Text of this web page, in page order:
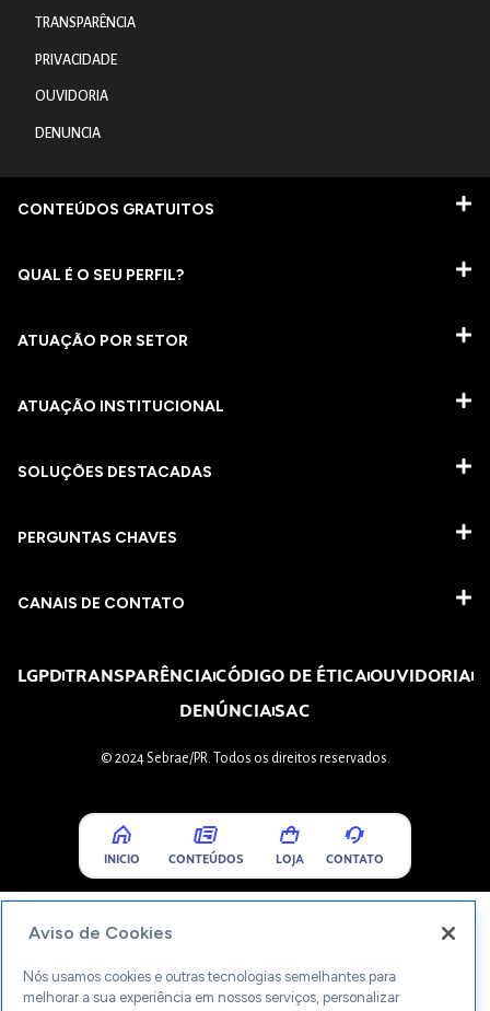
TRANSPARÊNCIA
PRIVACIDADE
OUVIDORIA
DENUNCIA
CONTEÚDOS GRATUITOS
QUAL É O SEU PERFIL?
ATUAÇÃO POR SETOR
ATUAÇÃO INSTITUCIONAL
SOLUÇÕES DESTACADAS
PERGUNTAS CHAVES​
CANAIS DE CONTATO
LGPDTRANSPARÊNCIACÓDIGO DE ÉTICAOUVIDORIA
DENÚNCIASAC
© 2024 Sebrae/PR. Todos os direitos reservados.
INICIO CONTEÚDOS LOJA CONTATO
Aviso de Cookies
Nós usamos cookies e outras tecnologias semelhantes para
melhorar a sua experiência em nossos serviços, personalizar